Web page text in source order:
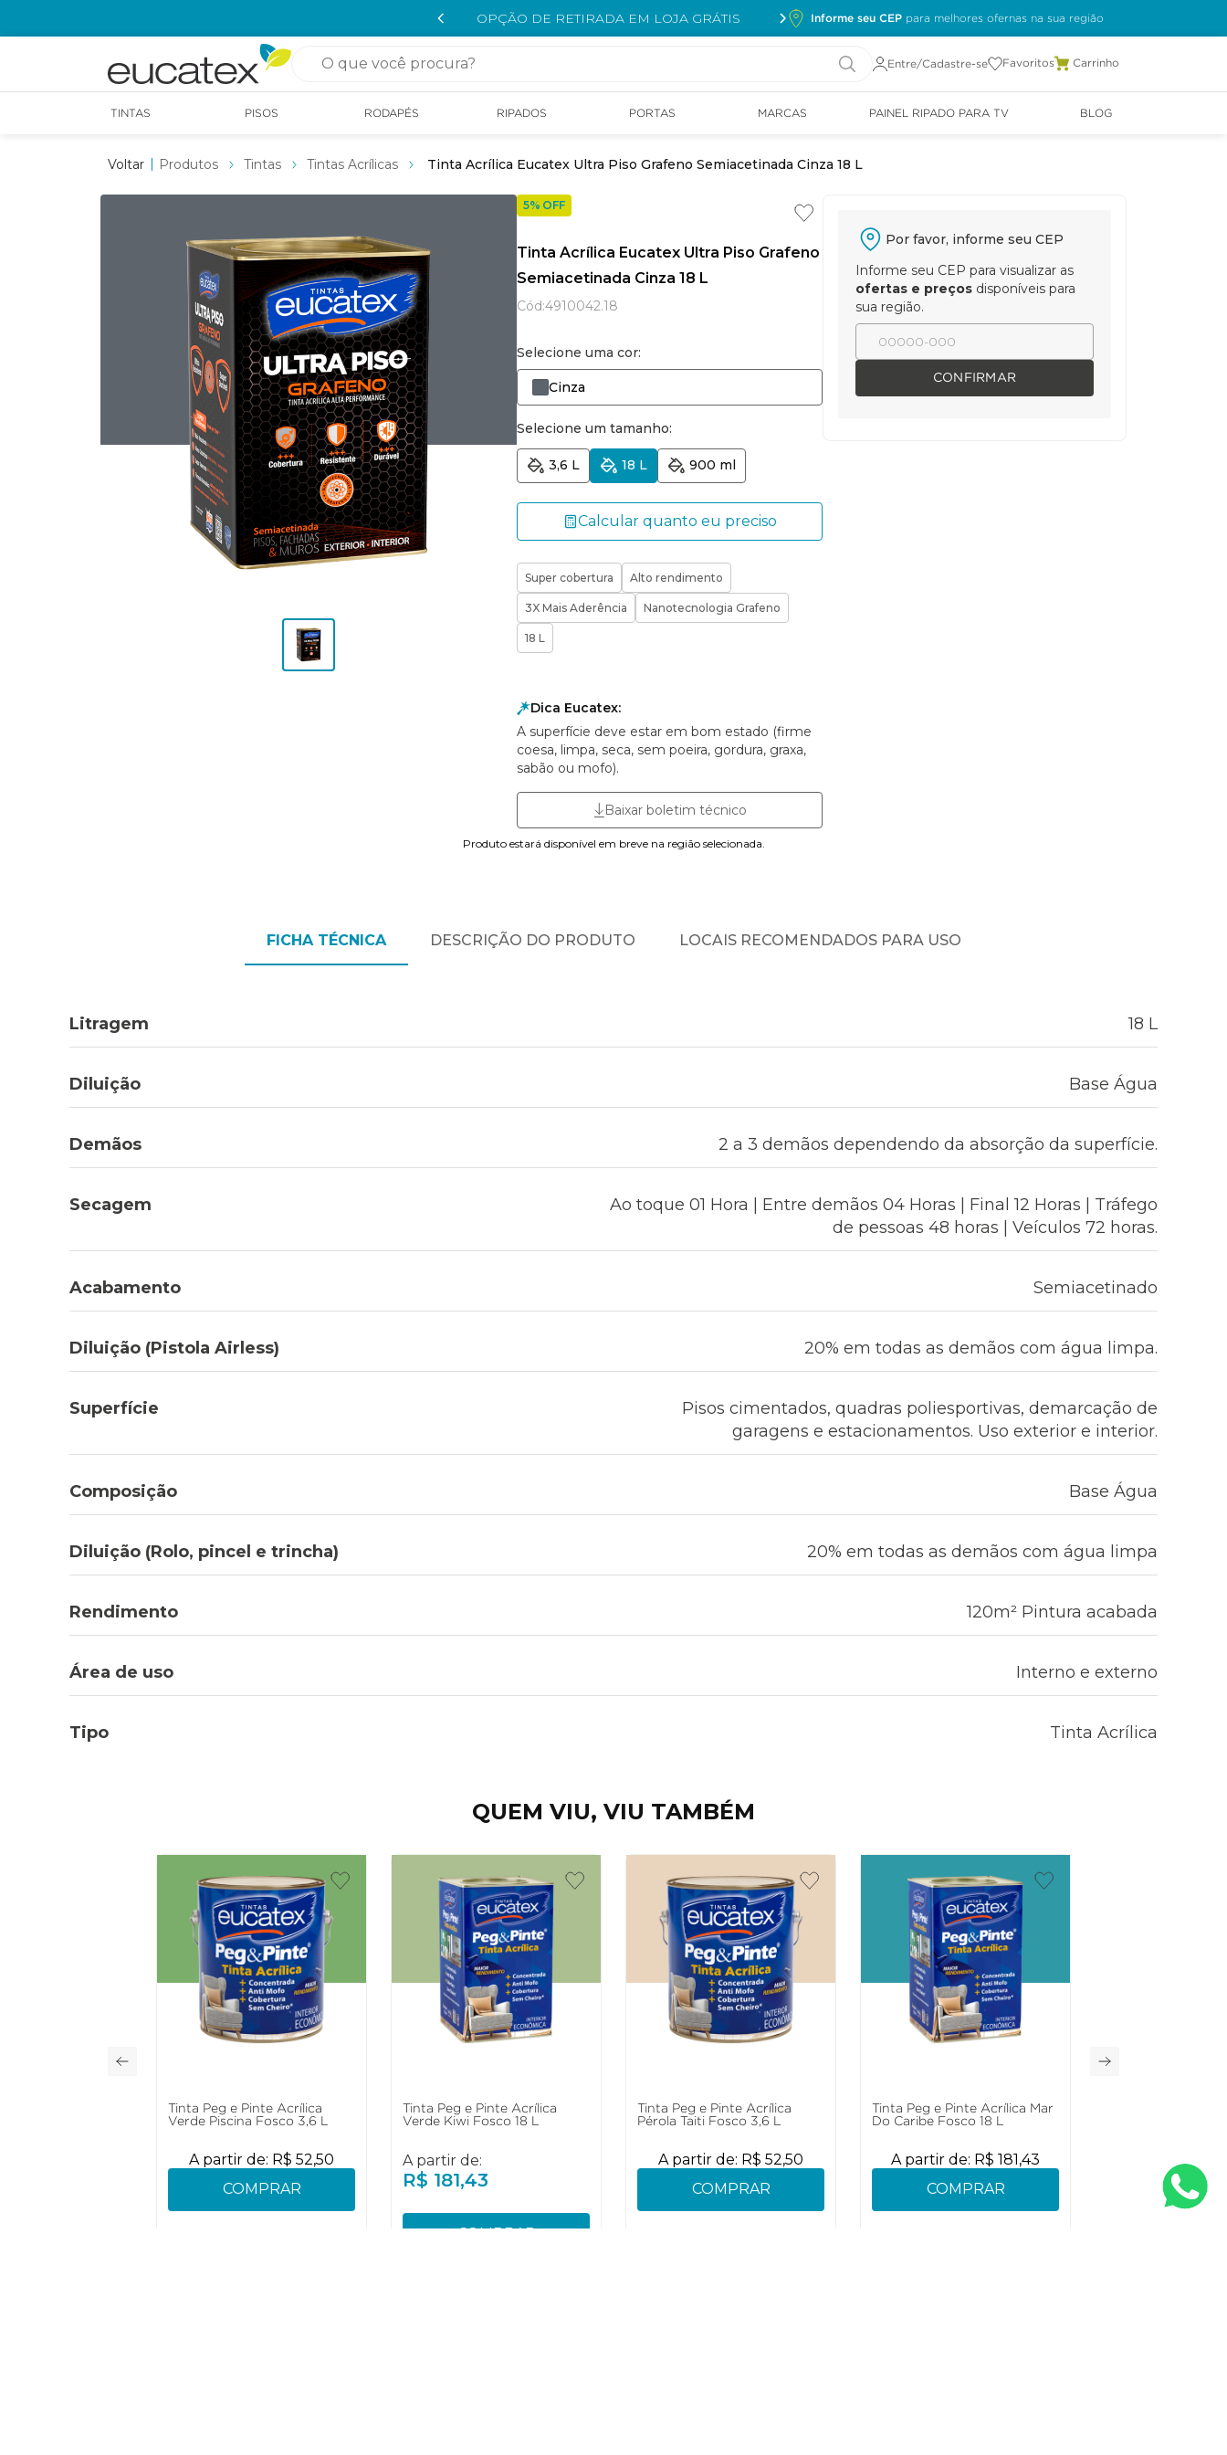
OPÇÃO DE RETIRADA EM LOJA GRÁTIS Informe seu CEP
O que você procura?
Entre/Cadastre-se Favoritos
TINTAS PISOS RODAPÉS RIPADOS PORTAS MARCAS PAINEL RIPADO PARA TV BLOG
Produtos Tintas Tintas Acrílicas Tinta Acrílica Eucatex Ultra Piso Grafeno Semiacetinada Cinza 18 L
5% OFF
Tinta Acrílica Eucatex Ultra Piso Grafeno
Semiacetinada Cinza 18 L
Cód:4910042.18
Selecione uma cor:
Cinza
Selecione um tamanho:
3,6 L 18 L 900 ml
Calcular quanto eu preciso
Super cobertura Alto rendimento
3X Mais Aderência Nanotecnologia Grafeno
18 L
Dica Eucatex:
A superfície deve estar em bom estado (firme
coesa, limpa, seca, sem poeira, gordura, graxa,
sabão ou mofo).
Baixar boletim técnico
Por favor, informe seu CEP
Informe seu CEP para visualizar as
ofertas e preços disponíveis para
sua região.
CONFIRMAR
Produto estará disponível em breve na região selecionada.
FICHA TÉCNICA DESCRIÇÃO DO PRODUTO LOCAIS RECOMENDADOS PARA USO
Litragem 18 L
Diluição Base Água
Demãos 2 a 3 demãos dependendo da absorção da superfície.
Secagem
Ao toque 01 Hora | Entre demãos 04 Horas | Final 12 Horas | Tráfego
de pessoas 48 horas | Veículos 72 horas.
Acabamento Semiacetinado
Diluição (Pistola Airless) 20% em todas as demãos com água limpa.
Superfície
Pisos cimentados, quadras poliesportivas, demarcação de
garagens e estacionamentos. Uso exterior e interior.
Composição Base Água
Diluição (Rolo, pincel e trincha) 20% em todas as demãos com água limpa
Rendimento 120m² Pintura acabada
Área de uso Interno e externo
Tipo Tinta Acrílica
QUEM VIU, VIU TAMBÉM
Tinta Peg e Pinte Acrílica
Verde Piscina Fosco 3,6 L
A partir de: R$ 52,50
COMPRAR
Tinta Peg e Pinte Acrílica
Verde Kiwi Fosco 18 L
A partir de:
R$ 181,43
COMPRAR
Tinta Peg e Pinte Acrílica
Pérola Taiti Fosco 3,6 L
A partir de: R$ 52,50
COMPRAR
Tinta Peg e Pinte Acrílica Mar
Do Caribe Fosco 18 L
A partir de: R$ 181,43
COMPRAR